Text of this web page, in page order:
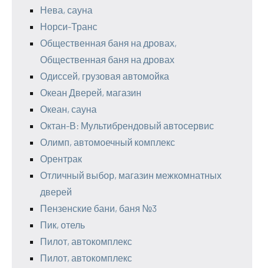
Нева, сауна
Норси-Транс
Общественная баня на дровах,
Общественная баня на дровах
Одиссей, грузовая автомойка
Океан Дверей, магазин
Океан, сауна
Октан-В: Мультибрендовый автосервис
Олимп, автомоечный комплекс
Орентрак
Отличный выбор, магазин межкомнатных
дверей
Пензенские бани, баня №3
Пик, отель
Пилот, автокомплекс
Пилот, автокомплекс